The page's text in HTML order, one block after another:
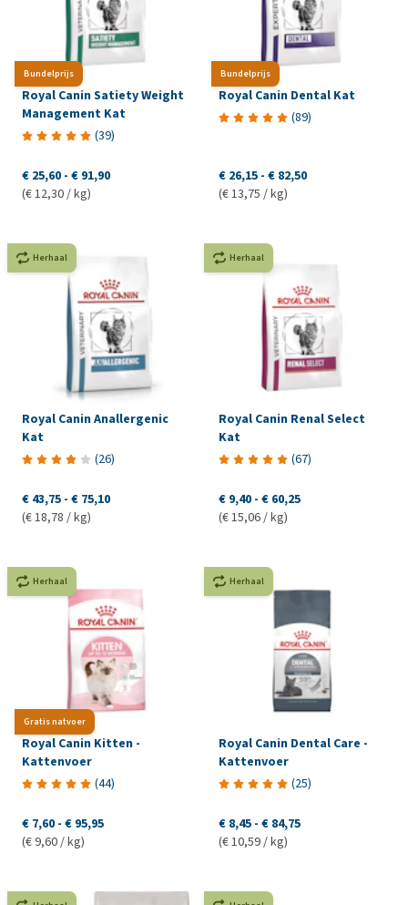
Bundelprijs
Royal Canin Satiety Weight
Management Kat
(39)
€ 25,60 - € 91,90
(€ 12,30 / kg)
Bundelprijs
Royal Canin Dental Kat
(89)
€ 26,15 - € 82,50
(€ 13,75 / kg)
Herhaal
Royal Canin Anallergenic
Kat
(26)
€ 43,75 - € 75,10
(€ 18,78 / kg)
Herhaal
Royal Canin Renal Select
Kat
(67)
€ 9,40 - € 60,25
(€ 15,06 / kg)
Gratis natvoer
Herhaal
Royal Canin Kitten -
Kattenvoer
(44)
€ 7,60 - € 95,95
(€ 9,60 / kg)
Herhaal
Royal Canin Dental Care -
Kattenvoer
(25)
€ 8,45 - € 84,75
(€ 10,59 / kg)